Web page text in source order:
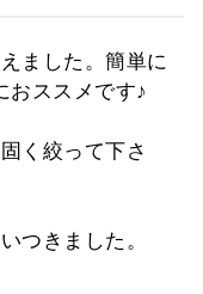
ました。簡単に
おススメです♪
く絞って下さ
つきました。